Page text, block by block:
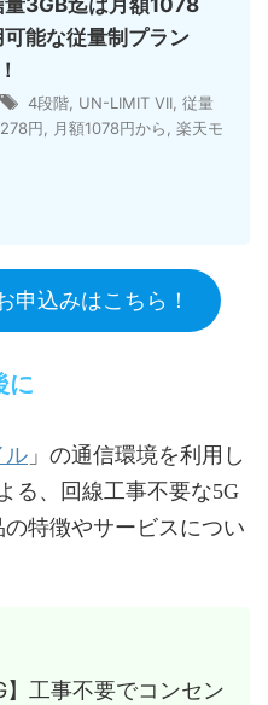
可能な従量制プラン
4段階 UN-LIMIT VII 従量
円 月額1078円から
楽天モ
申込みはこちら！
に
ル 」の通信環境を利用し
る、回線工事不要な5G
特徴やサービスについ
】工事不要でコンセン